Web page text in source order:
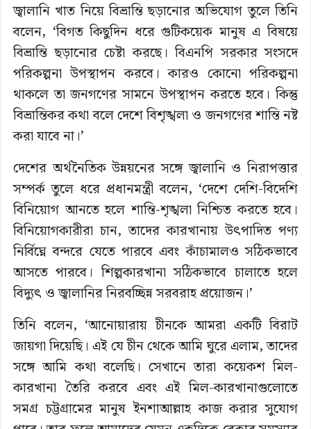
জ্বালানি খাত নিয়ে বিভ্রান্তি ছড়ানোর অভিযোগ তুলে তিনি
বলেন, ‘বিগত কিছুদিন ধরে গুটিকয়েক মানুষ এ বিষয়ে
বিভ্রান্তি ছড়ানোর চেষ্টা করছে। বিএনপি সরকার সংসদে
পরিকল্পনা উপস্থাপন করবে। কারও কোনো পরিকল্পনা
থাকলে তা জনগণের সামনে উপস্থাপন করতে হবে। কিন্তু
বিভ্রান্তিকর কথা বলে দেশে বিশৃঙ্খলা ও জনগণের শান্তি নষ্ট
করা যাবে না।’
দেশের অর্থনৈতিক উন্নয়নের সঙ্গে জ্বালানি ও নিরাপত্তার
সম্পর্ক তুলে ধরে প্রধানমন্ত্রী বলেন, ‘দেশে দেশি-বিদেশি
বিনিয়োগ আনতে হলে শান্তি-শৃঙ্খলা নিশ্চিত করতে হবে।
বিনিয়োগকারীরা চান, তাদের কারখানায় উৎপাদিত পণ্য
নির্বিঘ্নে বন্দরে যেতে পারবে এবং কাঁচামালও সঠিকভাবে
আসতে পারবে। শিল্পকারখানা সঠিকভাবে চালাতে হলে
বিদ্যুৎ ও জ্বালানির নিরবচ্ছিন্ন সরবরাহ প্রয়োজন।’
তিনি বলেন, ‘আনোয়ারায় চীনকে আমরা একটি বিরাট
জায়গা দিয়েছি। এই যে চীন থেকে আমি ঘুরে এলাম, তাদের
সঙ্গে আমি কথা বলেছি। সেখানে তারা কয়েকশ মিল-
কারখানা তৈরি করবে এবং এই মিল-কারখানাগুলোতে
সমগ্র চট্টগ্রামের মানুষ ইনশাআল্লাহ কাজ করার সুযোগ